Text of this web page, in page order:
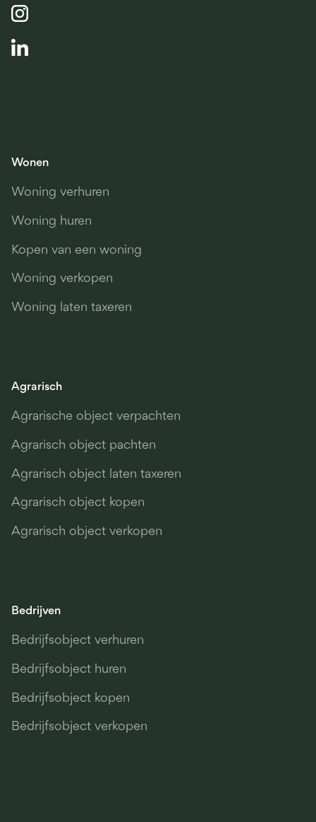
Wonen
Woning verhuren
Woning huren
Kopen van een woning
Woning verkopen
Woning laten taxeren
Agrarisch
Agrarische object verpachten
Agrarisch object pachten
Agrarisch object laten taxeren
Agrarisch object kopen
Agrarisch object verkopen
Bedrijven
Bedrijfsobject verhuren
Bedrijfsobject huren
Bedrijfsobject kopen
Bedrijfsobject verkopen